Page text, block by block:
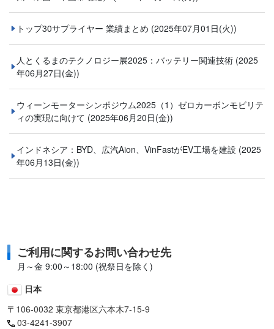
トップ30サプライヤー 業績まとめ (2025年07月01日(火))
人とくるまのテクノロジー展2025：バッテリー関連技術 (2025
年06月27日(金))
ウィーンモーターシンポジウム2025（1）ゼロカーボンモビリテ
ィの実現に向けて (2025年06月20日(金))
インドネシア：BYD、広汽Aion、VinFastがEV工場を建設 (2025
年06月13日(金))
ご利用に関するお問い合わせ先
月～金 9:00～18:00 (祝祭日を除く)
日本
〒106-0032 東京都港区六本木7-15-9
03-4241-3907